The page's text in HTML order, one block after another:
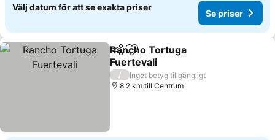
Välj datum för att se exakta priser
Se priser
Dela Lägg till i Mina Favoriter
Rancho Tortuga
Fuertevali
Se priser
/
Inget betyg tillgängligt
8.2 km till Centrum